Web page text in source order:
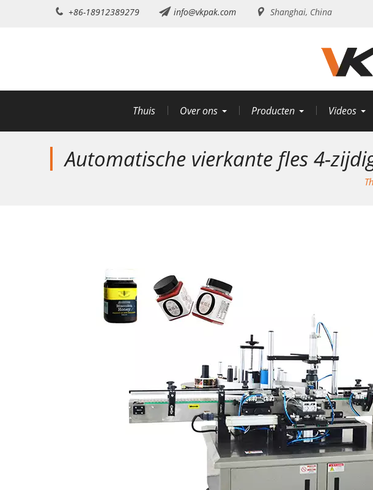
+86-18912389279 info@vkpak.com Shanghai, China
Thuis Over ons Producten Videos
Automatische vierkante fles 4-